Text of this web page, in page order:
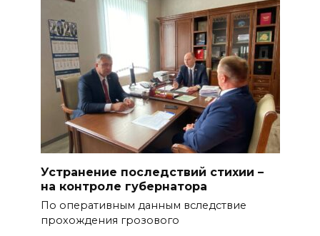
Устранение последствий стихии –
на контроле губернатора
По оперативным данным вследствие
прохождения грозового